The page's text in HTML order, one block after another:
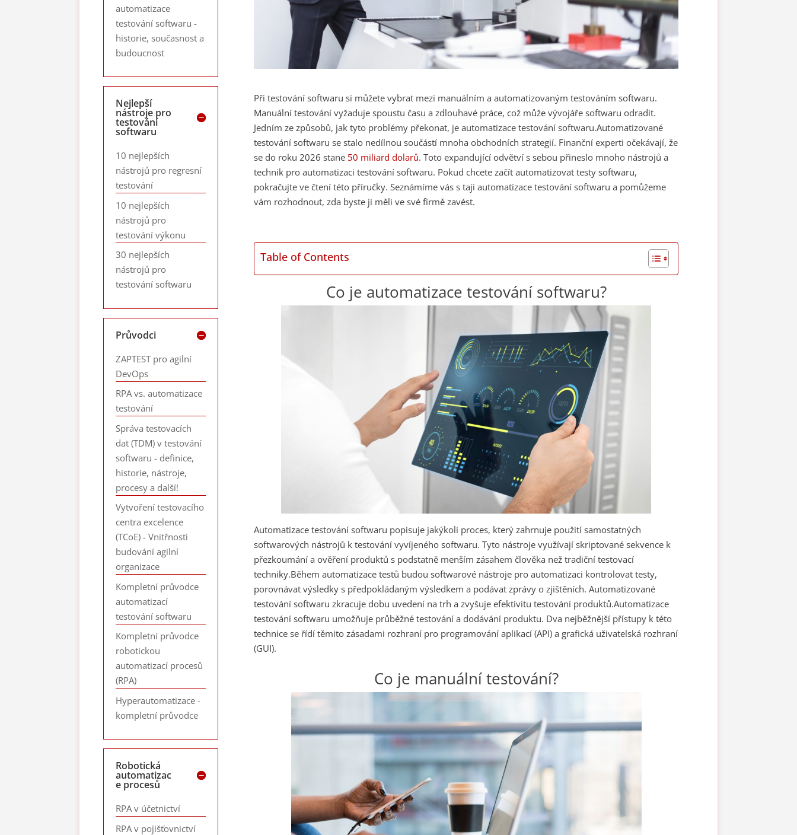
Při testování softwaru si můžete vybrat mezi manuálním a automatizovaným testováním softwaru.
Manuální testování vyžaduje spoustu času a zdlouhavé práce, což může vývojáře softwaru odradit.
Jedním ze způsobů, jak tyto problémy překonat, je automatizace testování softwaru.Automatizované
testování softwaru se stalo nedílnou součástí mnoha obchodních strategií. Finanční experti očekávají, že
se do roku 2026 stane 50 miliard dolarů. Toto expandující odvětví s sebou přineslo mnoho nástrojů a
technik pro automatizaci testování softwaru. Pokud chcete začít automatizovat testy softwaru,
pokračujte ve čtení této příručky. Seznámíme vás s taji automatizace testování softwaru a pomůžeme
vám rozhodnout, zda byste ji měli ve své firmě zavést.
Table of Contents
Co je automatizace testování softwaru?
Automatizace testování softwaru popisuje jakýkoli proces, který zahrnuje použití samostatných
softwarových nástrojů k testování vyvíjeného softwaru. Tyto nástroje využívají skriptované sekvence k
přezkoumání a ověření produktů s podstatně menším zásahem člověka než tradiční testovací
techniky.Během automatizace testů budou softwarové nástroje pro automatizaci kontrolovat testy,
porovnávat výsledky s předpokládaným výsledkem a podávat zprávy o zjištěních. Automatizované
testování softwaru zkracuje dobu uvedení na trh a zvyšuje efektivitu testování produktů.Automatizace
testování softwaru umožňuje průběžné testování a dodávání produktu. Dva nejběžnější přístupy k této
technice se řídí těmito zásadami rozhraní pro programování aplikací (API) a grafická uživatelská rozhraní
(GUI).
Co je manuální testování?
automatizace
testování softwaru -
historie, současnost a
budoucnost
Nejlepší
nástroje pro
testování
softwaru
10 nejlepších
nástrojů pro regresní
testování
10 nejlepších
nástrojů pro
testování výkonu
30 nejlepších
nástrojů pro
testování softwaru
Průvodci
ZAPTEST pro agilní
DevOps
RPA vs. automatizace
testování
Správa testovacích
dat (TDM) v testování
softwaru - definice,
historie, nástroje,
procesy a další!
Vytvoření testovacího
centra excelence
(TCoE) - Vnitřnosti
budování agilní
organizace
Kompletní průvodce
automatizací
testování softwaru
Kompletní průvodce
robotickou
automatizací procesů
(RPA)
Hyperautomatizace -
kompletní průvodce
Robotická
automatizac
e procesů
RPA v účetnictví
RPA v pojišťovnictví